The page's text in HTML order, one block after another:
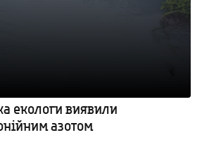
екологи виявили
азотом